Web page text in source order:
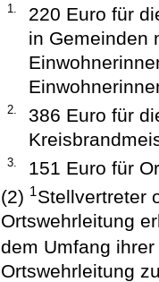
1.
220 Euro für
in Gemeinden
2.
386 Euro für
3.
151 Euro für
(2) 1Stellvertreter
Ortswehrleitung
dem Umfang
Ortswehrleitung